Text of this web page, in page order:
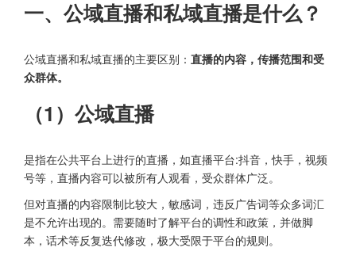
一、公域直播和私域直播是什么？
公域直播和私域直播的主要区别： 直播的内容，传播范围和受
众群体。
（1）公域直播
是指在公共平台上进行的直播，如直播平台:抖音，快手，视频
号等，直播内容可以被所有人观看，受众群体广泛。
但对直播的内容限制比较大，敏感词，违反广告词等众多词汇
是不允许出现的。需要随时了解平台的调性和政策，并做脚
本，话术等反复迭代修改，极大受限于平台的规则。